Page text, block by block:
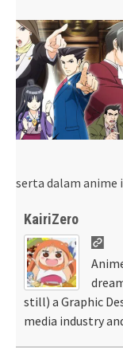
serta dalam anime
KairiZero
still) a Graphic
media industry